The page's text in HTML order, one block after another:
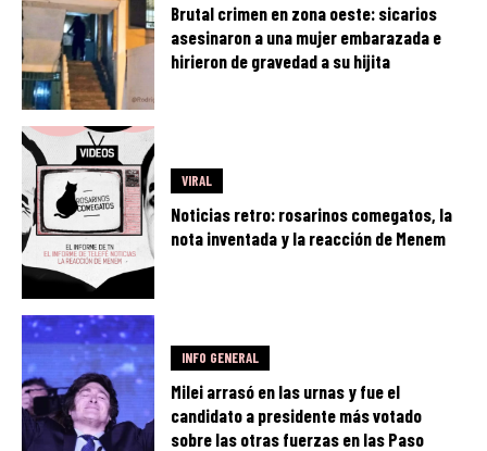
Brutal crimen en zona oeste: sicarios
asesinaron a una mujer embarazada e
hirieron de gravedad a su hijita
VIRAL
Noticias retro: rosarinos comegatos, la
nota inventada y la reacción de Menem
INFO GENERAL
Milei arrasó en las urnas y fue el
candidato a presidente más votado
sobre las otras fuerzas en las Paso